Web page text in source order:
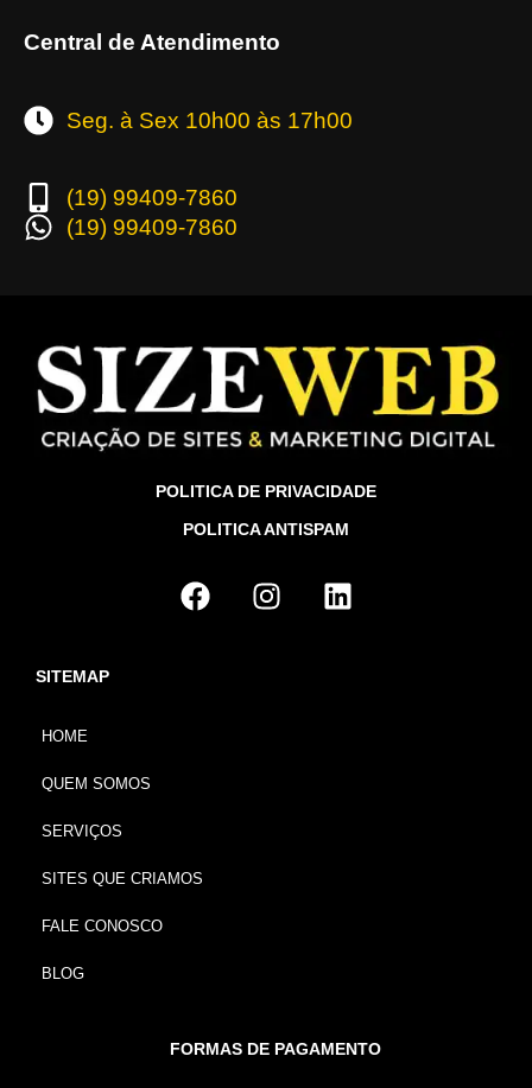
Central de Atendimento
Seg. à Sex 10h00 às 17h00
(19) 99409-7860
(19) 99409-7860
POLITICA DE PRIVACIDADE
POLITICA ANTISPAM
SITEMAP
HOME
QUEM SOMOS
SERVIÇOS
SITES QUE CRIAMOS
FALE CONOSCO
BLOG
FORMAS DE PAGAMENTO